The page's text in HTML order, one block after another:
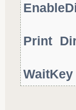
Print
WaitKey